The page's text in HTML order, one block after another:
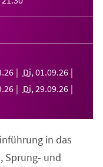
.26 Di, 01 .09.26
.26 Di, 29.09.26
in das
Sprung- und